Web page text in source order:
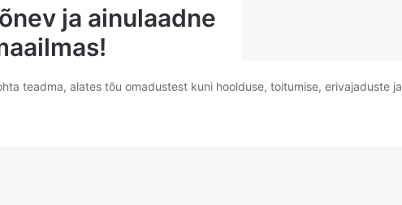
ja ainulaadne
teadma, alates tõu omadustest kuni hoolduse, toitumise, erivajaduste ja